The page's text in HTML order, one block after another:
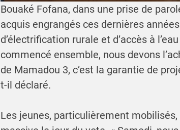
Bouaké Fofana, dans une prise de
acquis engrangés ces dernières
d’électrification rurale et d’accès à
commencé ensemble, nous devons
de Mamadou 3, c’est la garantie de
t-il déclaré.
Les jeunes, particulièrement